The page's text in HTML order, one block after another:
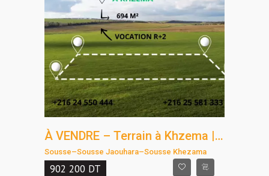
À VENDRE – Terrain à Khzema | 694 m² | Titré | R+2
Sousse–Sousse Jaouhara–Sousse Khezama
902 200 DT